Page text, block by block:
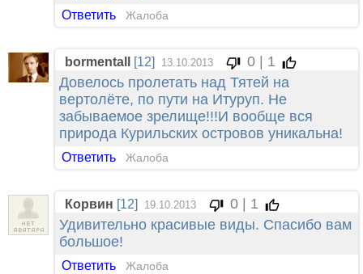
Ответить Жалоба
bormentall [12] 13.10.2013
0 | 1
Довелось пролетать над Тятей на
вертолёте, по пути на Итуруп. Не
забываемое зрелище!!!И вообще вся
природа Курильских островов уникальна!
Ответить Жалоба
Корвин [12] 19.10.2013
0 | 1
Удивительно красивые виды. Спасибо вам
большое!
Ответить Жалоба